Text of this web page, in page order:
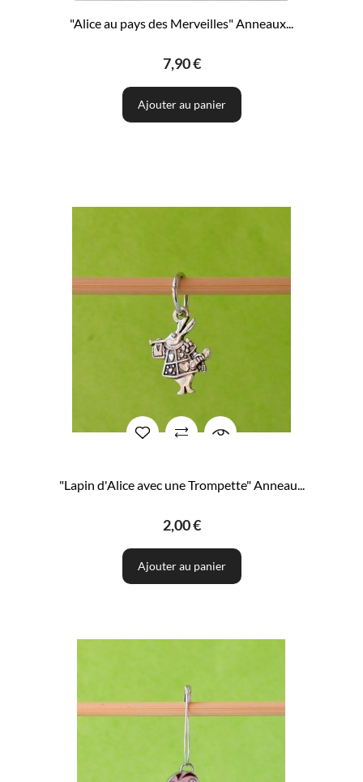
"Alice au pays des Merveilles" Anneaux...
7,90 €
Ajouter au panier
"Lapin d'Alice avec une Trompette" Anneau...
2,00 €
Ajouter au panier